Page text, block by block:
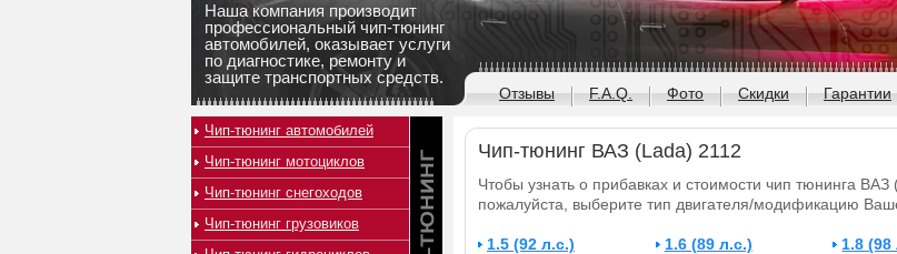
Наша компания производит
профессиональный чип-тюнинг
автомобилей, оказывает услуги
по диагностике, ремонту и
защите транспортных средств.
Отзывы F.A.Q. Фото Скидки Гарантии
Чип-тюнинг ВАЗ (Lada) 2112
Чтобы узнать о прибавках и стоимости чип тюнинга ВАЗ
пожалуйста, выберите тип двигателя/модификацию
1.5 (92 л.с.) 1.6 (89 л.с.) 1.8 (98
Чип-тюнинг автомобилей
Чип-тюнинг мотоциклов
Чип-тюнинг снегоходов
Чип-тюнинг грузовиков